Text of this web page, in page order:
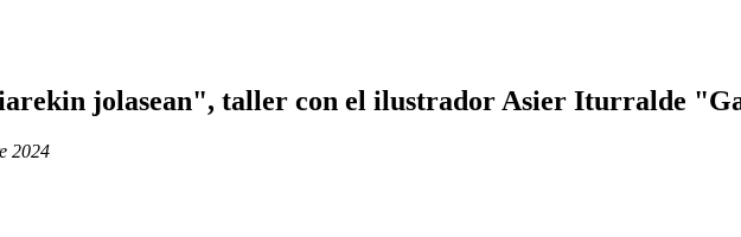
jolasean", taller con el ilustrador Asier Iturralde
2024